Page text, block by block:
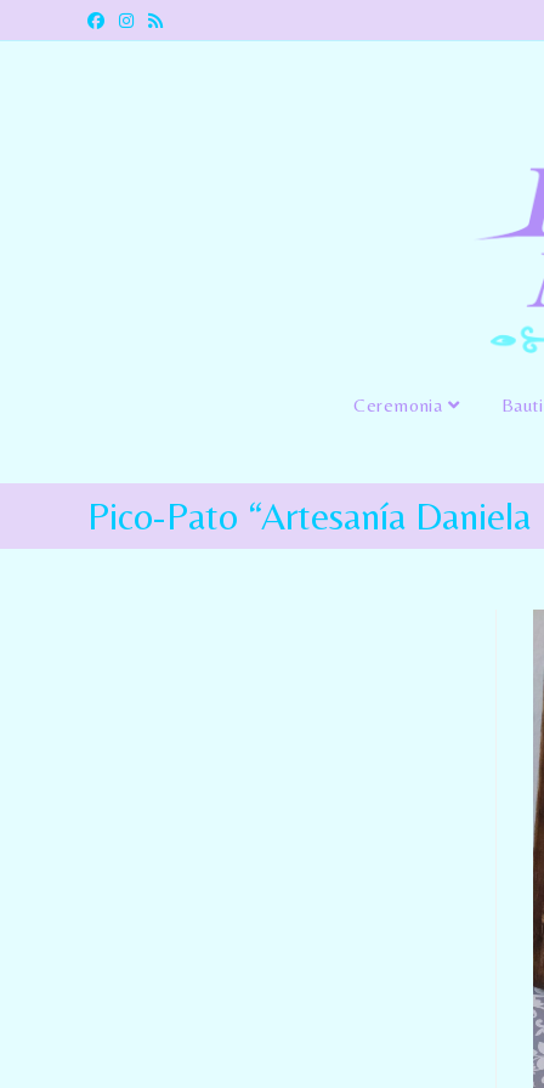
Ceremonia
Pico-Pato “Artesanía